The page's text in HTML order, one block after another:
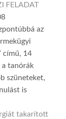
FELADAT
az
című, 14
a tanórák
szüneteket,
is
takarított